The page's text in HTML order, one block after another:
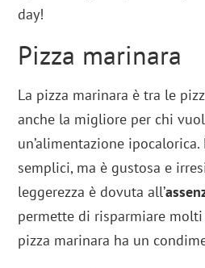
day!
Pizza marinara
La pizza marinara è tra le
anche la migliore per chi
un’alimentazione
semplici, ma è gustosa e
leggerezza è dovuta all’
permette di risparmiare molti
pizza marinara ha un